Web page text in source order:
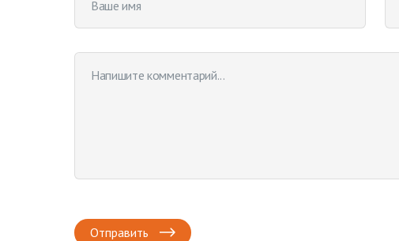
Отправить